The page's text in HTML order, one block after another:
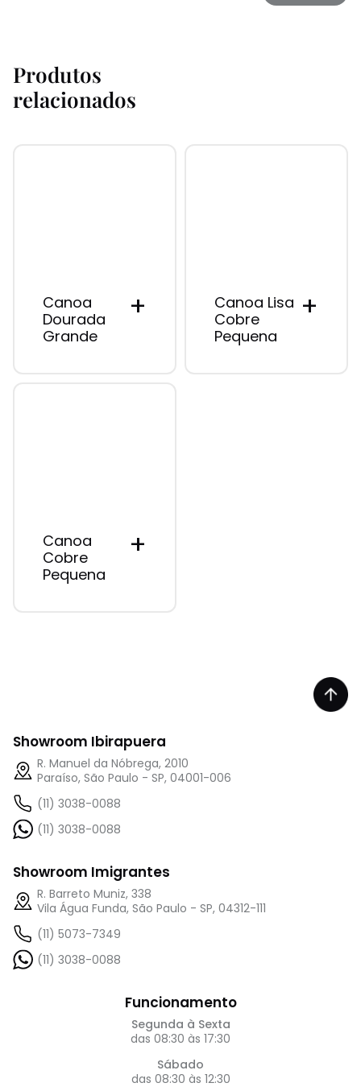
Produtos
relacionados
Canoa
Dourada
Grande
+
Canoa Lisa
Cobre
Pequena
+
Canoa
Cobre
Pequena
+
Showroom Ibirapuera
R. Manuel da Nóbrega, 2010
Paraíso, São Paulo - SP, 04001-006
(11) 3038-0088
(11) 3038-0088
Showroom Imigrantes
R. Barreto Muniz, 338
Vila Água Funda, São Paulo - SP, 04312-111
(11) 5073-7349
(11) 3038-0088
Funcionamento
Segunda à Sexta
das 08:30 às 17:30
Sábado
das 08:30 às 12:30